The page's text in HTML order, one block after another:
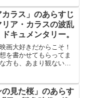
96年にペルーで起きた
カラス」のあらすじ
リア・カラスの波乱
キュメンタリー。
画大好きだからこそ！
を書かせてもらってま
も、あまり観ない方
手マリア・カラスの波
の見た桜」のあらす